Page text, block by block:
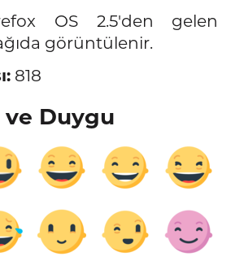
OS 2.5'den gelen
görüntülenir.
818
ve Duygu